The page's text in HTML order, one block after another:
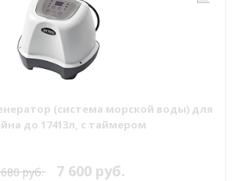
(система морской воды) для
до 17413л, с таймером
руб. 7 600 руб.